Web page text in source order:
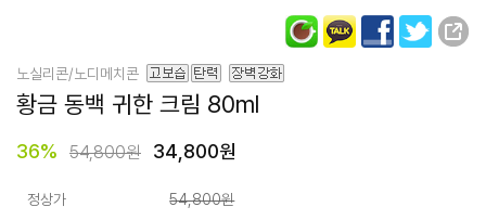
노실리콘/노디메치콘
황금 동백 귀한 크림 80ml
36% 54,800원 34,800원
정상가 54,800원